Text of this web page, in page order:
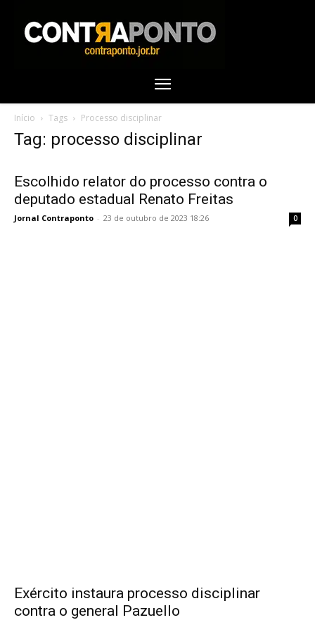
Início Tags Processo disciplinar
Tag: processo disciplinar
Escolhido relator do processo contra o
deputado estadual Renato Freitas
Jornal Contraponto - 23 de outubro de 2023 18:26 0
Exército instaura processo disciplinar
contra o general Pazuello